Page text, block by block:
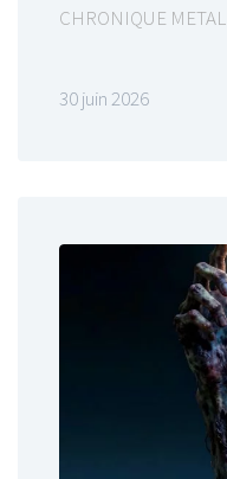
CHRONIQUE METAL
30 juin 2026